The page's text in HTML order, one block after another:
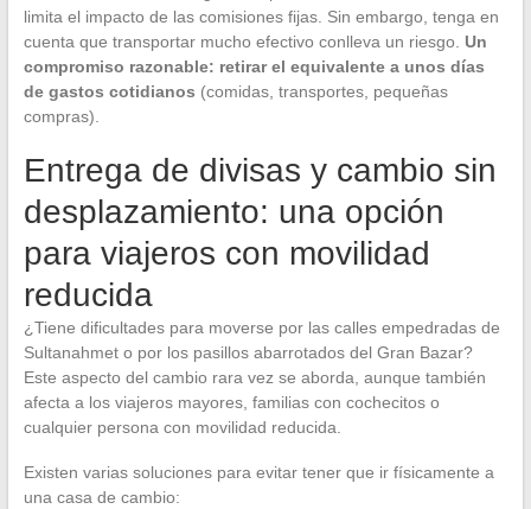
limita el impacto de las comisiones fijas. Sin embargo, tenga en
cuenta que transportar mucho efectivo conlleva un riesgo. Un
compromiso razonable: retirar el equivalente a unos días
de gastos cotidianos (comidas, transportes, pequeñas
compras).
Entrega de divisas y cambio sin
desplazamiento: una opción
para viajeros con movilidad
reducida
¿Tiene dificultades para moverse por las calles empedradas de
Sultanahmet o por los pasillos abarrotados del Gran Bazar?
Este aspecto del cambio rara vez se aborda, aunque también
afecta a los viajeros mayores, familias con cochecitos o
cualquier persona con movilidad reducida.
Existen varias soluciones para evitar tener que ir físicamente a
una casa de cambio: